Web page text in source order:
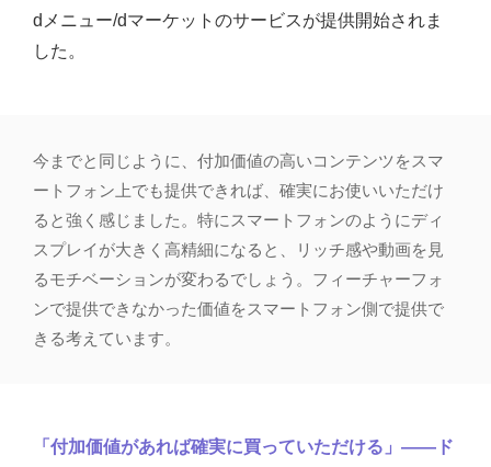
dメニュー/dマーケットのサービスが提供開始されま
した。
今までと同じように、付加価値の高いコンテンツをスマ
ートフォン上でも提供できれば、確実にお使いいただけ
ると強く感じました。特にスマートフォンのようにディ
スプレイが大きく高精細になると、リッチ感や動画を見
るモチベーションが変わるでしょう。フィーチャーフォ
ンで提供できなかった価値をスマートフォン側で提供で
きる考えています。
「付加価値があれば確実に買っていただける」――ド